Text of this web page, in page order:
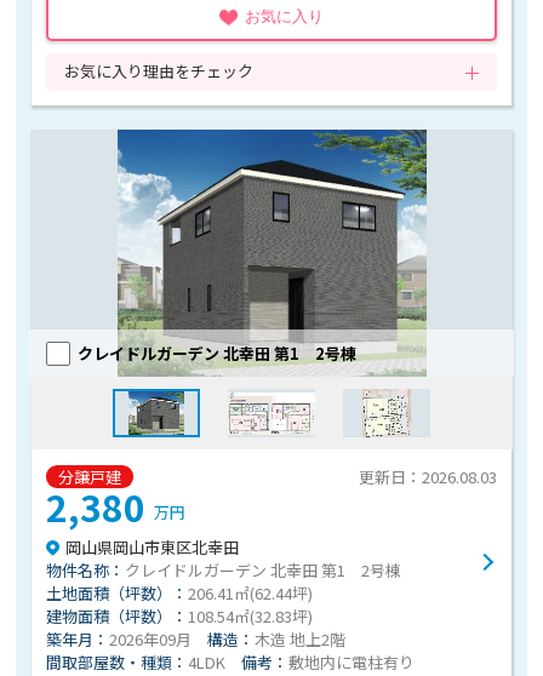
お気に入り
お気に入り理由をチェック
分譲戸建
クレイドルガーデン 北幸田 第1 2号棟
更新日：2026.08.03
2,380万円
岡山県岡山市東区北幸田
物件名称： クレイドルガーデン 北幸田 第1 2号棟
土地面積（坪数）：206.41㎡(62.44坪)
建物面積（坪数）：108.54㎡(32.83坪)
築年月：2026年09月 構造：木造 地上2階
間取部屋数・種類： 4LDK 備考：敷地内に電柱有り